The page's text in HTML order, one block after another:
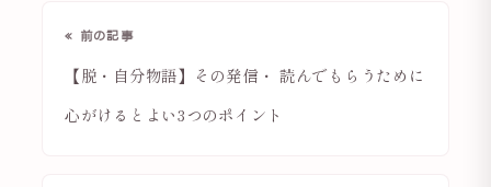
« 前の記事
【脱・自分物語】その発信・ 読んでもらうために
心がけるとよい3つのポイント